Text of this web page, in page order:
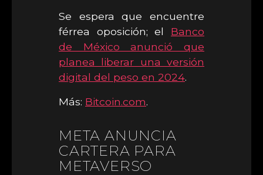
Se espera que encuentre
férrea oposición; el Banco
de México anunció que
planea liberar una versión
digital del peso en 2024.
Más: Bitcoin.com.
META ANUNCIA
CARTERA PARA
METAVERSO